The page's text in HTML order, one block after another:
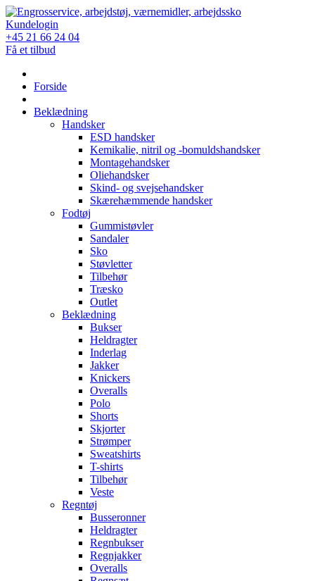
Skip
to
content
Kundelogin
+45 21 66 24 04
Få et tilbud
Forside
Beklædning
Handsker
ESD handsker
Kemikalie, nitril og -bomuldshandsker
Montagehandsker
Oliehandsker
Skind- og svejsehandsker
Skærehæmmende handsker
Fodtøj
Gummistøvler
Sandaler
Sko
Støvletter
Tilbehør
Træsko
Outlet
Beklædning
Bukser
Heldragter
Inderlag
Jakker
Knickers
Overalls
Polo
Shorts
Skjorter
Strømper
Sweatshirts
T-shirts
Tilbehør
Veste
Regntøj
Busseronner
Heldragter
Regnbukser
Regnjakker
Overalls